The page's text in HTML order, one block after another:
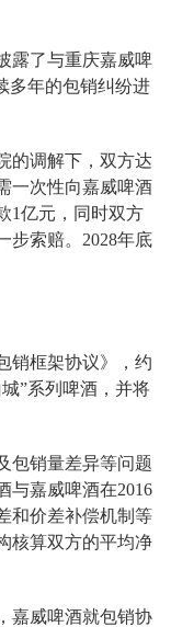
露了与重庆嘉威啤
多年的包销纠纷进
的调解下，双方达
一次性向嘉威啤酒
1亿元，同时双方
步索赔。2028年底
销框架协议》，约
”系列啤酒，并将
包销量差异等问题
与嘉威啤酒在2016
和价差补偿机制等
核算双方的平均净
嘉威啤酒就包销协